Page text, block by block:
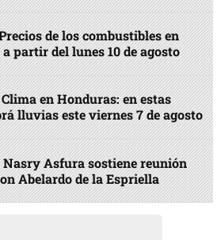
de los combustibles en
partir del lunes 10 de agosto
Clima en Honduras: en estas
lluvias este viernes 7 de agosto
Nasry Asfura sostiene reunión
Abelardo de la Espriella